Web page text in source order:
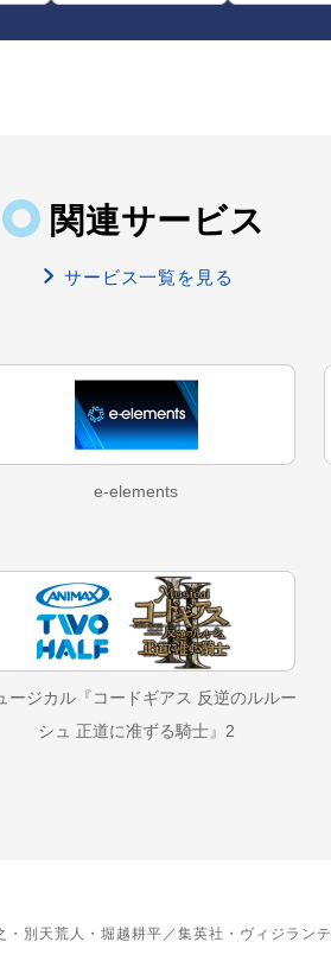
関連サービス
サービス一覧を見る
e-elements
ージカル『コードギアス 反逆のルルー
シュ 正道に准ずる騎士』2
別天荒人・堀越耕平／集英社・ヴィジラ